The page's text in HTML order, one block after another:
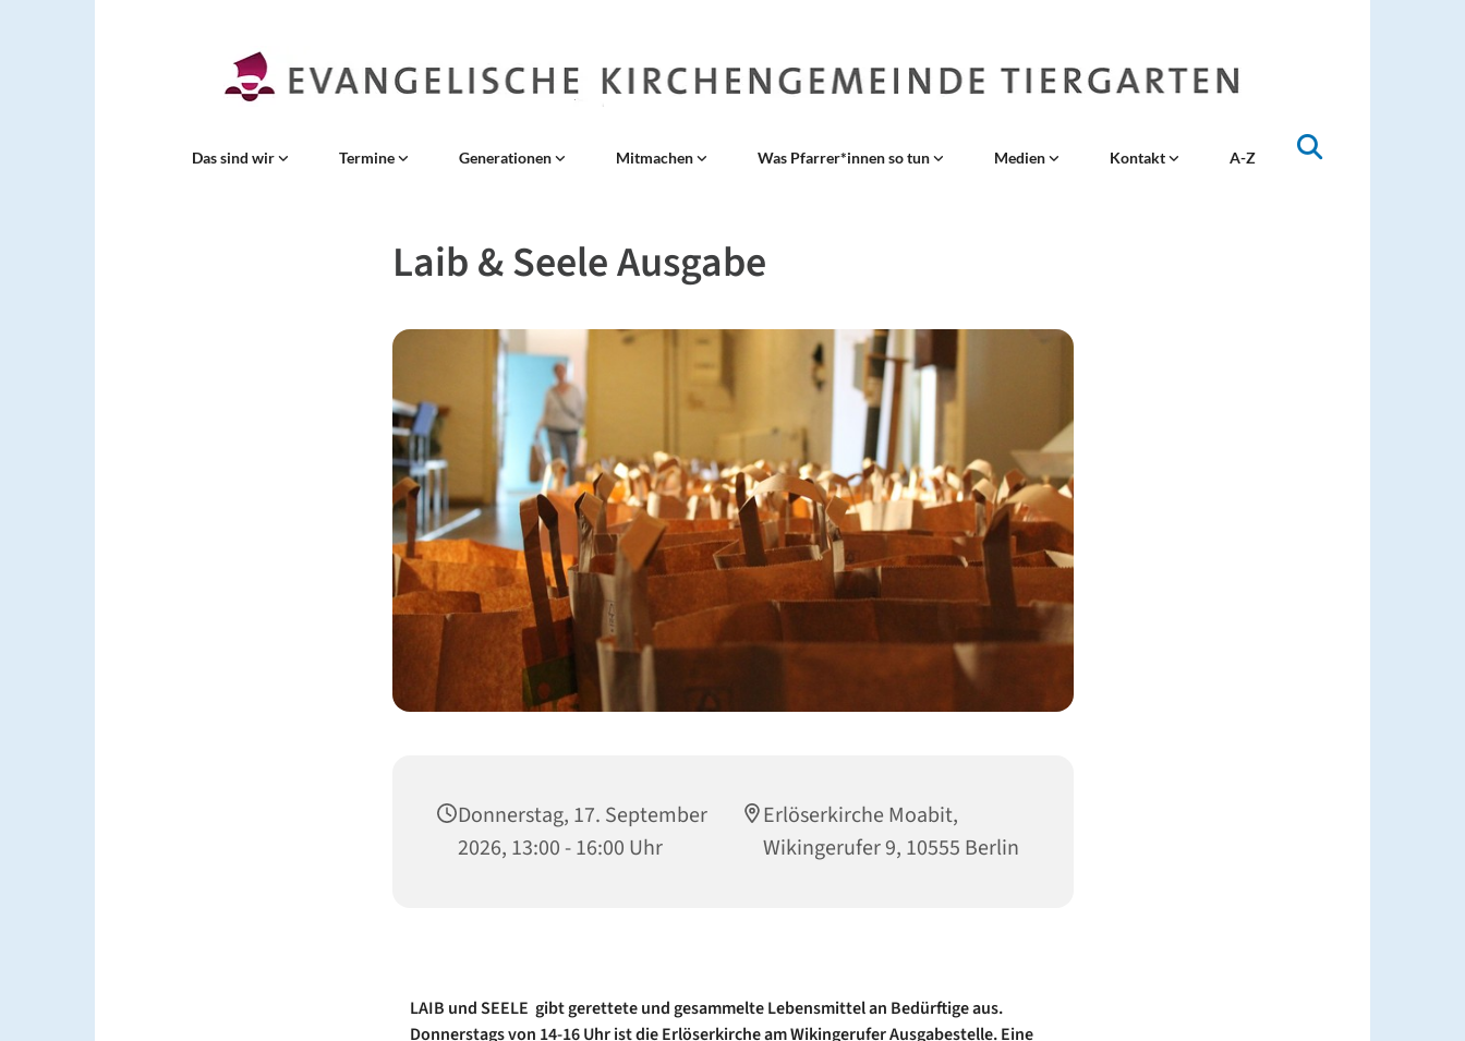
Das sind wir Termine Generationen Mitmachen Was Pfarrer*innen so tun Medien Kontakt A-Z
Laib & Seele Ausgabe
Donnerstag, 17. September
2026, 13:00 - 16:00 Uhr
Erlöserkirche Moabit,
Wikingerufer 9, 10555 Berlin
LAIB und SEELE gibt gerettete und gesammelte Lebensmittel an Bedürftige aus.
Donnerstags von 14-16 Uhr ist die Erlöserkirche am Wikingerufer Ausgabestelle. Eine